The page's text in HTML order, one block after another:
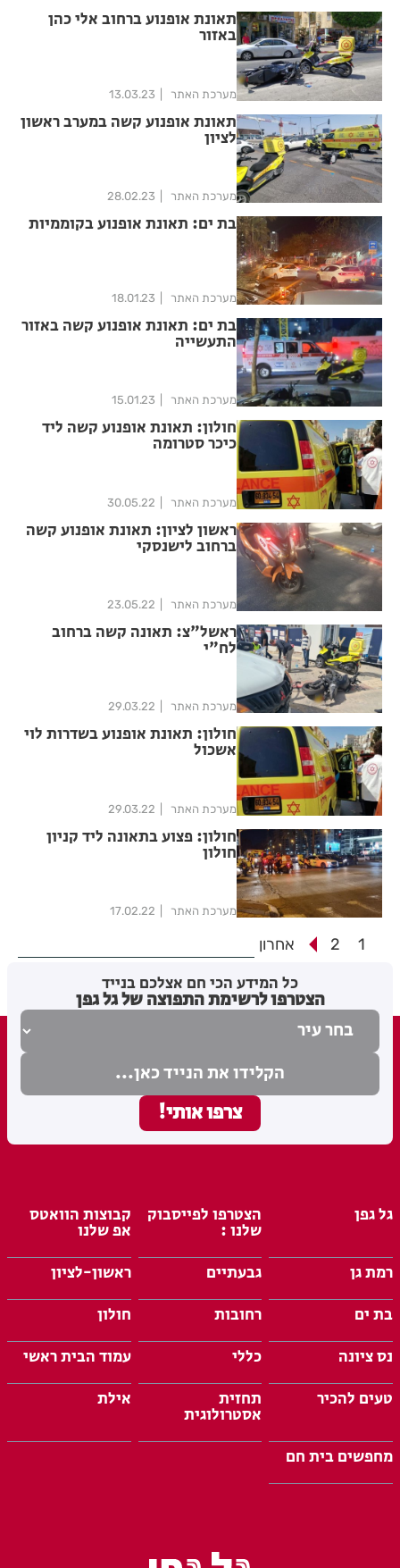
תאונת אופנוע ברחוב אלי כהן
באזור
מערכת האתר 13.03.23
תאונת אופנוע קשה במערב ראשון
לציון
מערכת האתר 28.02.23
בת ים: תאונת אופנוע בקוממיות
מערכת האתר 18.01.23
בת ים: תאונת אופנוע קשה באזור
התעשייה
מערכת האתר 15.01.23
חולון: תאונת אופנוע קשה ליד
כיכר סטרומה
מערכת האתר 30.05.22
ראשון לציון: תאונת אופנוע קשה
ברחוב לישנסקי
מערכת האתר 23.05.22
ראשל"צ: תאונה קשה ברחוב
לח"י
מערכת האתר 29.03.22
חולון: תאונת אופנוע בשדרות לוי
אשכול
מערכת האתר 29.03.22
חולון: פצוע בתאונה ליד קניון
חולון
מערכת האתר 17.02.22
1
2 אחרון
כל המידע הכי חם אצלכם בנייד
הצטרפו לרשימת התפוצה של גל גפן
גל גפן הצטרפו לפייסבוק
שלנו :
קבוצות הוואטס
אפ שלנו
רמת גן
גבעתיים
ראשון-לציון
בת ים
רחובות
חולון
נס ציונה
כללי
עמוד הבית ראשי
טעים להכיר
תחזית
אסטרולוגית
אילת
מחפשים בית חם